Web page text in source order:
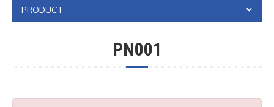
PRODUCT
PN001